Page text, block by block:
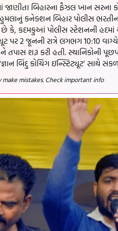
બિહારના ફૈઝલ ખાન સરના
કનેક્શન બિહાર પોલીસ
કે, કદમકુઆં પોલીસ સ્ટેશનની
પર 2 જૂનની રાત્રે લગભગ 10:10
તપાસ શરૂ કરી હતી. સ્થાનિકોની
બિંદુ કોચિંગ ઇન્સ્ટિટ્યૂટ' સાથે
make mistakes. Check important info